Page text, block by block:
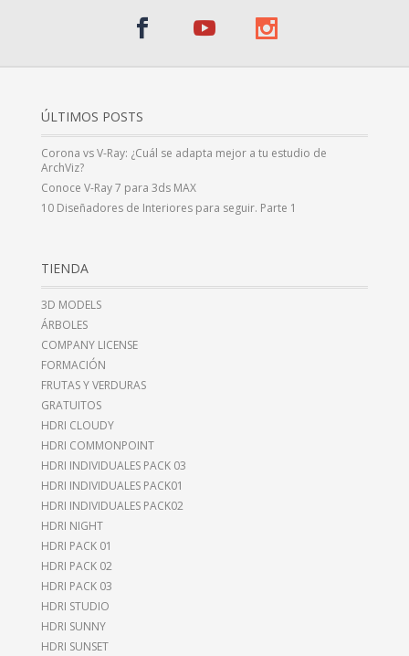
ÚLTIMOS POSTS
Corona vs V-Ray: ¿Cuál se adapta mejor a tu estudio de
ArchViz?
Conoce V-Ray 7 para 3ds MAX
10 Diseñadores de Interiores para seguir. Parte 1
TIENDA
3D MODELS
ÁRBOLES
COMPANY LICENSE
FORMACIÓN
FRUTAS Y VERDURAS
GRATUITOS
HDRI CLOUDY
HDRI COMMONPOINT
HDRI INDIVIDUALES PACK 03
HDRI INDIVIDUALES PACK01
HDRI INDIVIDUALES PACK02
HDRI NIGHT
HDRI PACK 01
HDRI PACK 02
HDRI PACK 03
HDRI STUDIO
HDRI SUNNY
HDRI SUNSET